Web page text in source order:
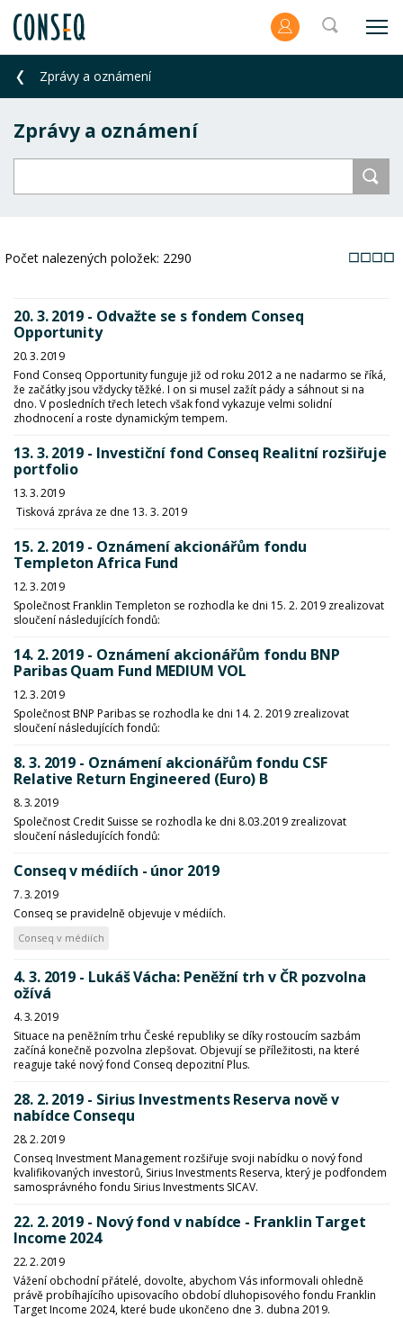
Zprávy a oznámení
Zprávy a oznámení
Počet nalezených položek: 2290
20. 3. 2019 - Odvažte se s fondem Conseq
Opportunity
20. 3. 2019
Fond Conseq Opportunity funguje již od roku 2012 a ne nadarmo se říká,
že začátky jsou vždycky těžké. I on si musel zažít pády a sáhnout si na
dno. V posledních třech letech však fond vykazuje velmi solidní
zhodnocení a roste dynamickým tempem.
13. 3. 2019 - Investiční fond Conseq Realitní rozšiřuje
portfolio
13. 3. 2019
Tisková zpráva ze dne 13. 3. 2019
15. 2. 2019 - Oznámení akcionářům fondu
Templeton Africa Fund
12. 3. 2019
Společnost Franklin Templeton se rozhodla ke dni 15. 2. 2019 zrealizovat
sloučení následujících fondů:
14. 2. 2019 - Oznámení akcionářům fondu BNP
Paribas Quam Fund MEDIUM VOL
12. 3. 2019
Společnost BNP Paribas se rozhodla ke dni 14. 2. 2019 zrealizovat
sloučení následujících fondů:
8. 3. 2019 - Oznámení akcionářům fondu CSF
Relative Return Engineered (Euro) B
8. 3. 2019
Společnost Credit Suisse se rozhodla ke dni 8.03.2019 zrealizovat
sloučení následujících fondů:
Conseq v médiích - únor 2019
7. 3. 2019
Conseq se pravidelně objevuje v médiích.
Conseq v médiích
4. 3. 2019 - Lukáš Vácha: Peněžní trh v ČR pozvolna
ožívá
4. 3. 2019
Situace na peněžním trhu České republiky se díky rostoucím sazbám
začíná konečně pozvolna zlepšovat. Objevují se příležitosti, na které
reaguje také nový fond Conseq depozitní Plus.
28. 2. 2019 - Sirius Investments Reserva nově v
nabídce Consequ
28. 2. 2019
Conseq Investment Management rozšiřuje svoji nabídku o nový fond
kvalifikovaných investorů, Sirius Investments Reserva, který je podfondem
samosprávného fondu Sirius Investments SICAV.
22. 2. 2019 - Nový fond v nabídce - Franklin Target
Income 2024
22. 2. 2019
Vážení obchodní přátelé, dovolte, abychom Vás informovali ohledně
právě probíhajícího upisovacího období dluhopisového fondu Franklin
Target Income 2024, které bude ukončeno dne 3. dubna 2019.